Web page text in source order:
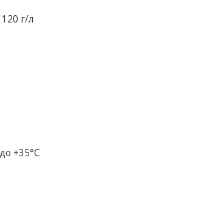
120 г/л
+35°С